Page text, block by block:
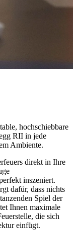
hochschiebbare
RII in jede
Ambiente.
direkt in Ihre
inszeniert.
dafür, dass nichts
Spiel der
Ihnen maximale
die sich
einfügt.